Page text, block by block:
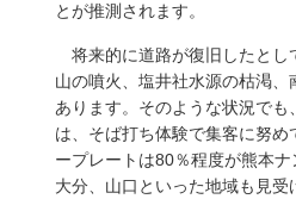
とが推測されます。
将来的に道路が復旧したとし
山の噴火、塩井社水源の枯渇
あります。そのような状況で
は、そば打ち体験で集客に努
ープレートは80％程度が熊本ナ
大分、山口といった地域も見